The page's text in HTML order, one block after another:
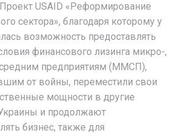
Проект USAID «Реформирование
сектора», благодаря которому у
возможность предоставлять
финансового лизинга микро-,
предприятиям (ММСП),
от войны, переместили свои
мощности в другие
и продолжают
бизнес, также для